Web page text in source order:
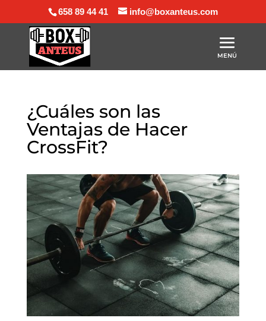
658 89 44 41 info@boxanteus.com
¿Cuáles son las
Ventajas de Hacer
CrossFit?